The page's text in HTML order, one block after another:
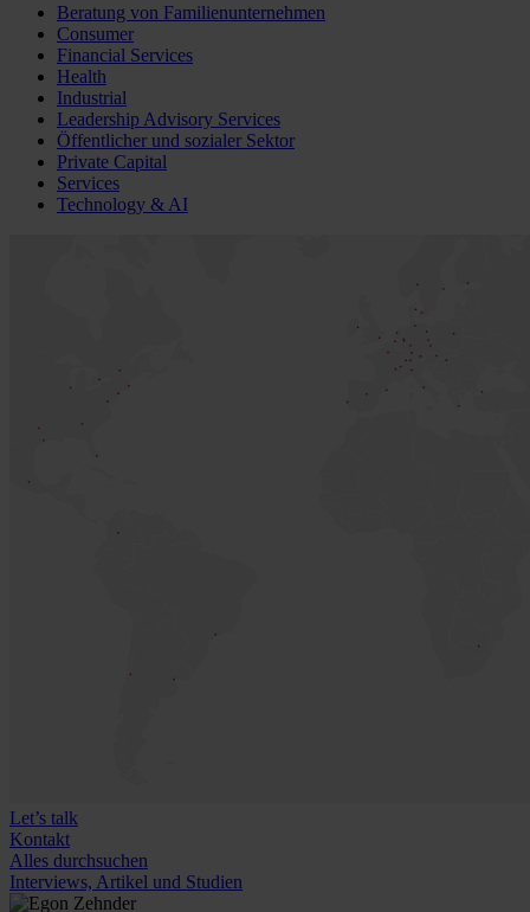
Beratung von Familienunternehmen
Consumer
Financial Services
Health
Industrial
Leadership Advisory Services
Öffentlicher und sozialer Sektor
Private Capital
Services
Technology & AI
Let’s talk
Kontakt
Alles durchsuchen
Interviews, Artikel und Studien